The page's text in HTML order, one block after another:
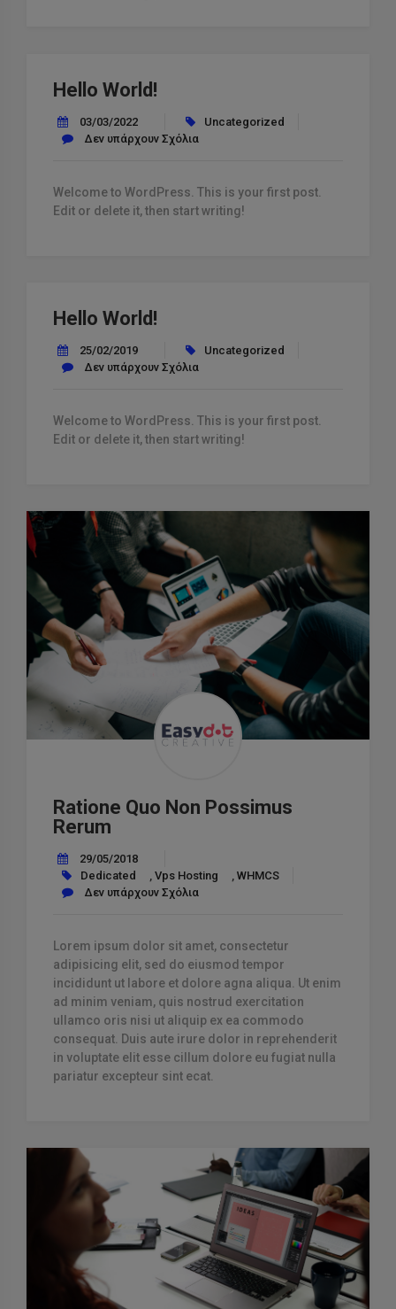
Hello World!
03/03/2022
Uncategorized
Δεν υπάρχουν Σχόλια
Welcome to WordPress. This is your first post.
Edit or delete it, then start writing!
Hello World!
25/02/2019
Uncategorized
Δεν υπάρχουν Σχόλια
Welcome to WordPress. This is your first post.
Edit or delete it, then start writing!
Ratione Quo Non Possimus
Rerum
29/05/2018
Dedicated
, Vps Hosting , WHMCS
Δεν υπάρχουν Σχόλια
Lorem ipsum dolor sit amet, consectetur
adipisicing elit, sed do eiusmod tempor
incididunt ut labore et dolore agna aliqua. Ut enim
ad minim veniam, quis nostrud exercitation
ullamco oris nisi ut aliquip ex ea commodo
consequat. Duis aute irure dolor in reprehenderit
in voluptate elit esse cillum dolore eu fugiat nulla
pariatur excepteur sint ecat.